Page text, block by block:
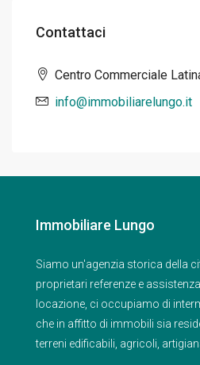
Contattaci
Centro Commerciale
info@immobiliarelungo.it
Immobiliare Lungo
Siamo un'agenzia storica della
proprietari referenze e
locazione, ci occupiamo di
che in affitto di immobili sia
terreni edificabili, agricoli,